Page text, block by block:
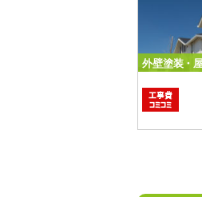
外壁塗装・
工事費
コミコミ